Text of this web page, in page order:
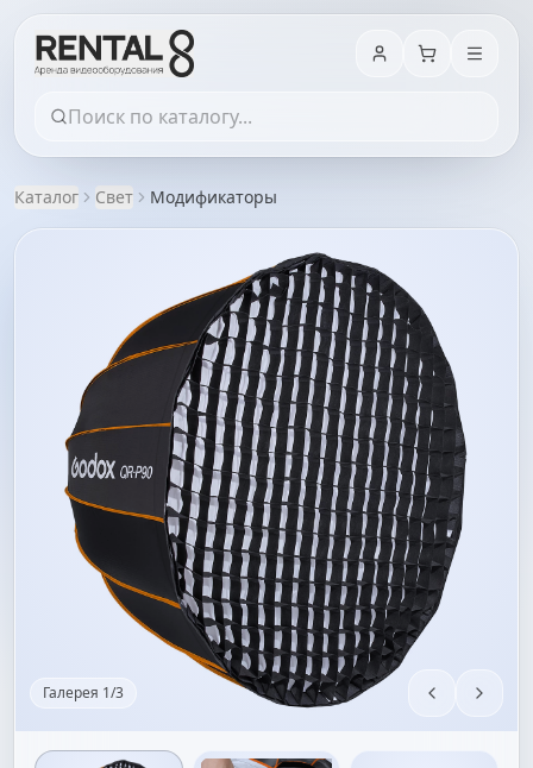
Каталог Свет Модификаторы
Галерея 1/3